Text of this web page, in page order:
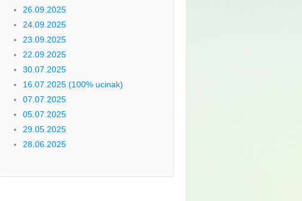
26.09.2025
24.09.2025
23.09.2025
22.09.2025
30.07.2025
16.07.2025 (100% ucinak)
07.07.2025
05.07.2025
29.05.2025
28.06.2025